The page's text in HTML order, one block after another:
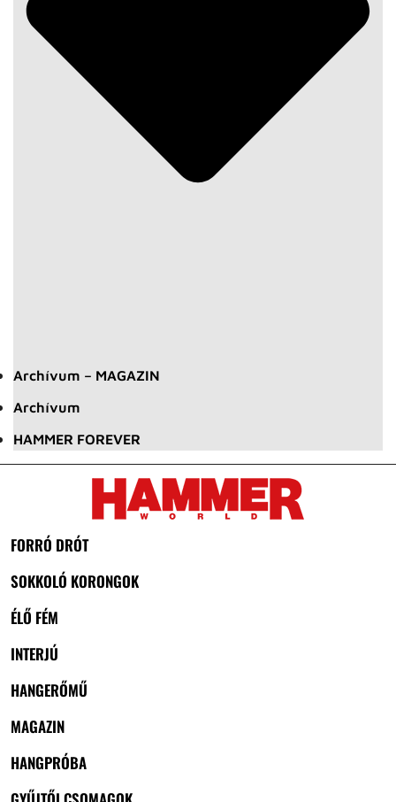
Archívum – MAGAZIN
Archívum
HAMMER FOREVER
FORRÓ DRÓT
SOKKOLÓ KORONGOK
ÉLŐ FÉM
INTERJÚ
HANGERŐMŰ
MAGAZIN
HANGPRÓBA